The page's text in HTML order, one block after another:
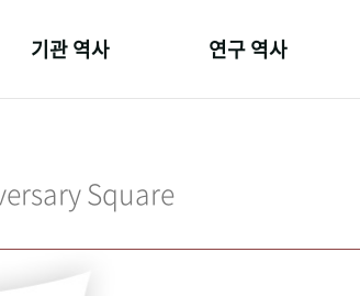
기관 역사
역대 기관장
연구 역사
Square